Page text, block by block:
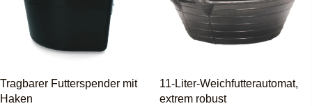
Tragbarer Futterspender mit
Haken
11-Liter-Weichfutterautomat,
extrem robust